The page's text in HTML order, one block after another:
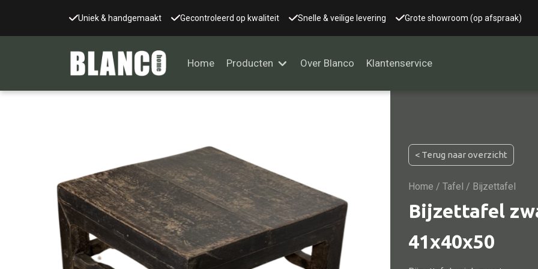
Uniek & handgemaakt Gecontroleerd op kwaliteit Snelle & veilige levering Grote showroom (op afspraak)
Home Producten Over Blanco Klantenservice
Eettafel
Wandtafel
Bijzettafel
Bureau
Tafelblad
Boekenkast
Dressoir
Nachtkast
Kast overige
Vitrine
< Terug naar overzicht
Home / Tafel / Bijzettafel
Bijzettafel
41x40x50